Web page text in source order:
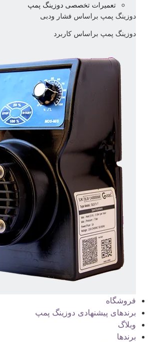
تعمیرات تخصصی دوزینگ پمپ
دوزینگ پمپ براساس فشار ودبی
دوزینگ پمپ براساس کاربرد
فروشگاه
برندهای پیشنهادی دوزینگ پمپ
وبلاگ
برندها